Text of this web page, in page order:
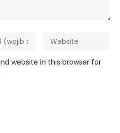
website in this browser for